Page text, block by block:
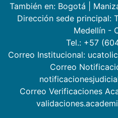
También en: Bogotá
Dirección sede principal:
Medellín -
Tel.: +57
Correo Institucional:
Correo
Correo Verificaciones